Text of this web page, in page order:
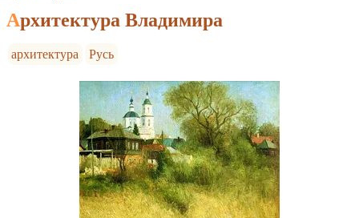
Архитектура Владимира
архитектура Русь